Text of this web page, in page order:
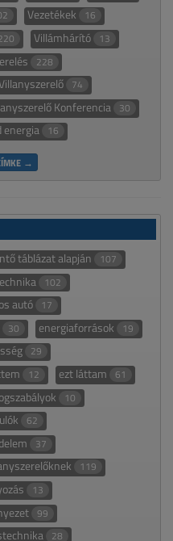
Vezetékek 16
Villámhárító 13
228
74
Konferencia 30
energia 16
→
táblázat alapján 107
102
autó 17
30 energiaforrások 19
29
12 ezt láttam 61
10
62
37
119
13
99
28